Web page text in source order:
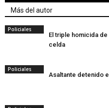
Más del autor
Policiales
El triple homicida
celda
Policiales
Asaltante detenido